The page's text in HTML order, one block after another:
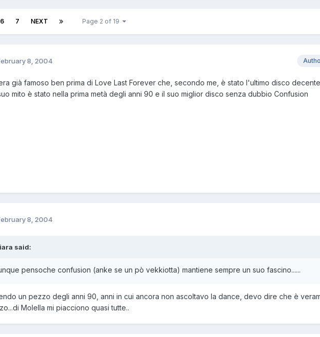
6 7 NEXT Page 2 of 19
8, 2004
già famoso ben prima di Love Last Forever che, secondo me, è stato l'ultimo disco
mito è stato nella prima metà degli anni 90 e il suo miglior disco senza dubbio Confusion
8, 2004
said:
pensoche confusion (anke se un pò vekkiotta) mantiene sempre un suo fascino......
un pezzo degli anni 90, anni in cui ancora non ascoltavo la dance, devo dire che è
Molella mi piacciono quasi tutte..